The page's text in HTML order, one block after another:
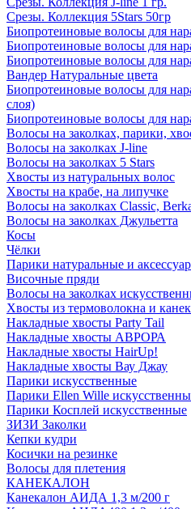
Срезы. Коллекция 5Stars 50гр
Биопротеиновые волосы для
Биопротеиновые волосы для
Биопротеиновые волосы для
Вандер Натуральные цвета
Биопротеиновые волосы для
слоя)
Биопротеиновые волосы для
Волосы на заколках, парики,
Волосы на заколках J-line
Волосы на заколках 5 Stars
Хвосты из натуральных волос
Хвосты на крабе, на липучке
Волосы на заколках Classic,
Волосы на заколках Джульетта
Косы
Чёлки
Парики натуральные и
Височные пряди
Волосы на заколках
Хвосты из термоволокна и
Накладные хвосты Party Tail
Накладные хвосты АВРОРА
Накладные хвосты HairUp!
Накладные хвосты Вау Джау
Парики искусственные
Парики Ellen Wille
Парики Косплей искусственные
ЗИЗИ Заколки
Кепки кудри
Косички на резинке
Волосы для плетения
КАНЕКАЛОН
Канекалон АИДА 1,3 м/200 г